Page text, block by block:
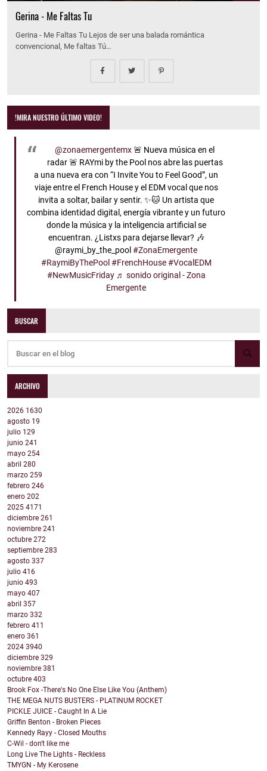
Gerina - Me Faltas Tu
Gerina - Me Faltas Tu Lejos de ser una balada romántica
convencional, Me faltas Tú…
!MIRA NUESTRO ÚLTIMO VIDEO!
@zonaemergentemx🚨 Nueva música en el
radar 🚨 RAYmi by the Pool nos abre las puertas
a una nueva era con “I Invite You to Feel Good”, un
viaje entre el French House y el EDM vocal que nos
invita a soltar, bailar y sentir. ✨🐱 Un artista que
combina identidad digital, energía vibrante y un futuro
donde la música y la inteligencia artificial se
encuentran. ¿Listxs para dejarse llevar? 🎶
@raymi_by_the_pool#ZonaEmergente
#RaymiByThePool #FrenchHouse #VocalEDM
#NewMusicFriday ♬ sonido original - Zona
Emergente
BUSCAR
ARCHIVO
2026 1630
agosto 19
julio 129
junio 241
mayo 254
abril 280
marzo 259
febrero 246
enero 202
2025 4171
diciembre 261
noviembre 241
octubre 272
septiembre 283
agosto 337
julio 416
junio 493
mayo 407
abril 357
marzo 332
febrero 411
enero 361
2024 3940
diciembre 329
noviembre 381
octubre 403
Brook Fox -There's No One Else Like You (Anthem)
THE MEGA NUTS BUSTERS - PLATINUM ROCKET
PICKLE JUICE - Caught In A Lie
Griffin Benton - Broken Pieces
Kennedy Rayy - Closed Mouths
C-Wil - don't like me
Long Live The Lights - Reckless
TMYGN - My Kerosene